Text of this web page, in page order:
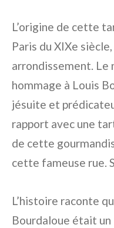
L’origine de cette
Paris du XIXe
arrondissement. Le
hommage à Louis
jésuite et
rapport avec une
de cette
cette fameuse rue.
L’histoire raconte
Bourdaloue était